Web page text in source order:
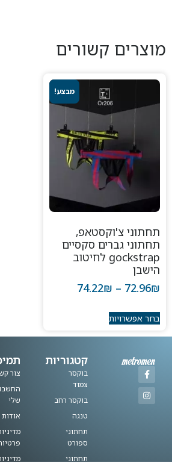
קשורים
מבצע!
תחתוני צ'וקסטאפ,
תחתוני גברים סקסיים
gockstrap לחיטוב
הישבן
72.96
–
74.22 ₪
בחר אפשרויות
קטגוריות
בוקסר
צמוד
בוקסר רחב
טנגה
תחתוני
ספורט
תחתוני
תמיכה
צור קשר
החשבון
שלי
אודות
מדיניות
פרטיות
מדיניות